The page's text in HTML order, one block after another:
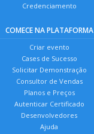
Credenciamento
COMECE NA PLATAFORMA
Criar evento
Cases de Sucesso
Solicitar Demonstração
Consultor de Vendas
Planos e Preços
Autenticar Certificado
Desenvolvedores
Ajuda